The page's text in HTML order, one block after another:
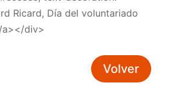
Ricard, Día del voluntariado
a></div>
Volver